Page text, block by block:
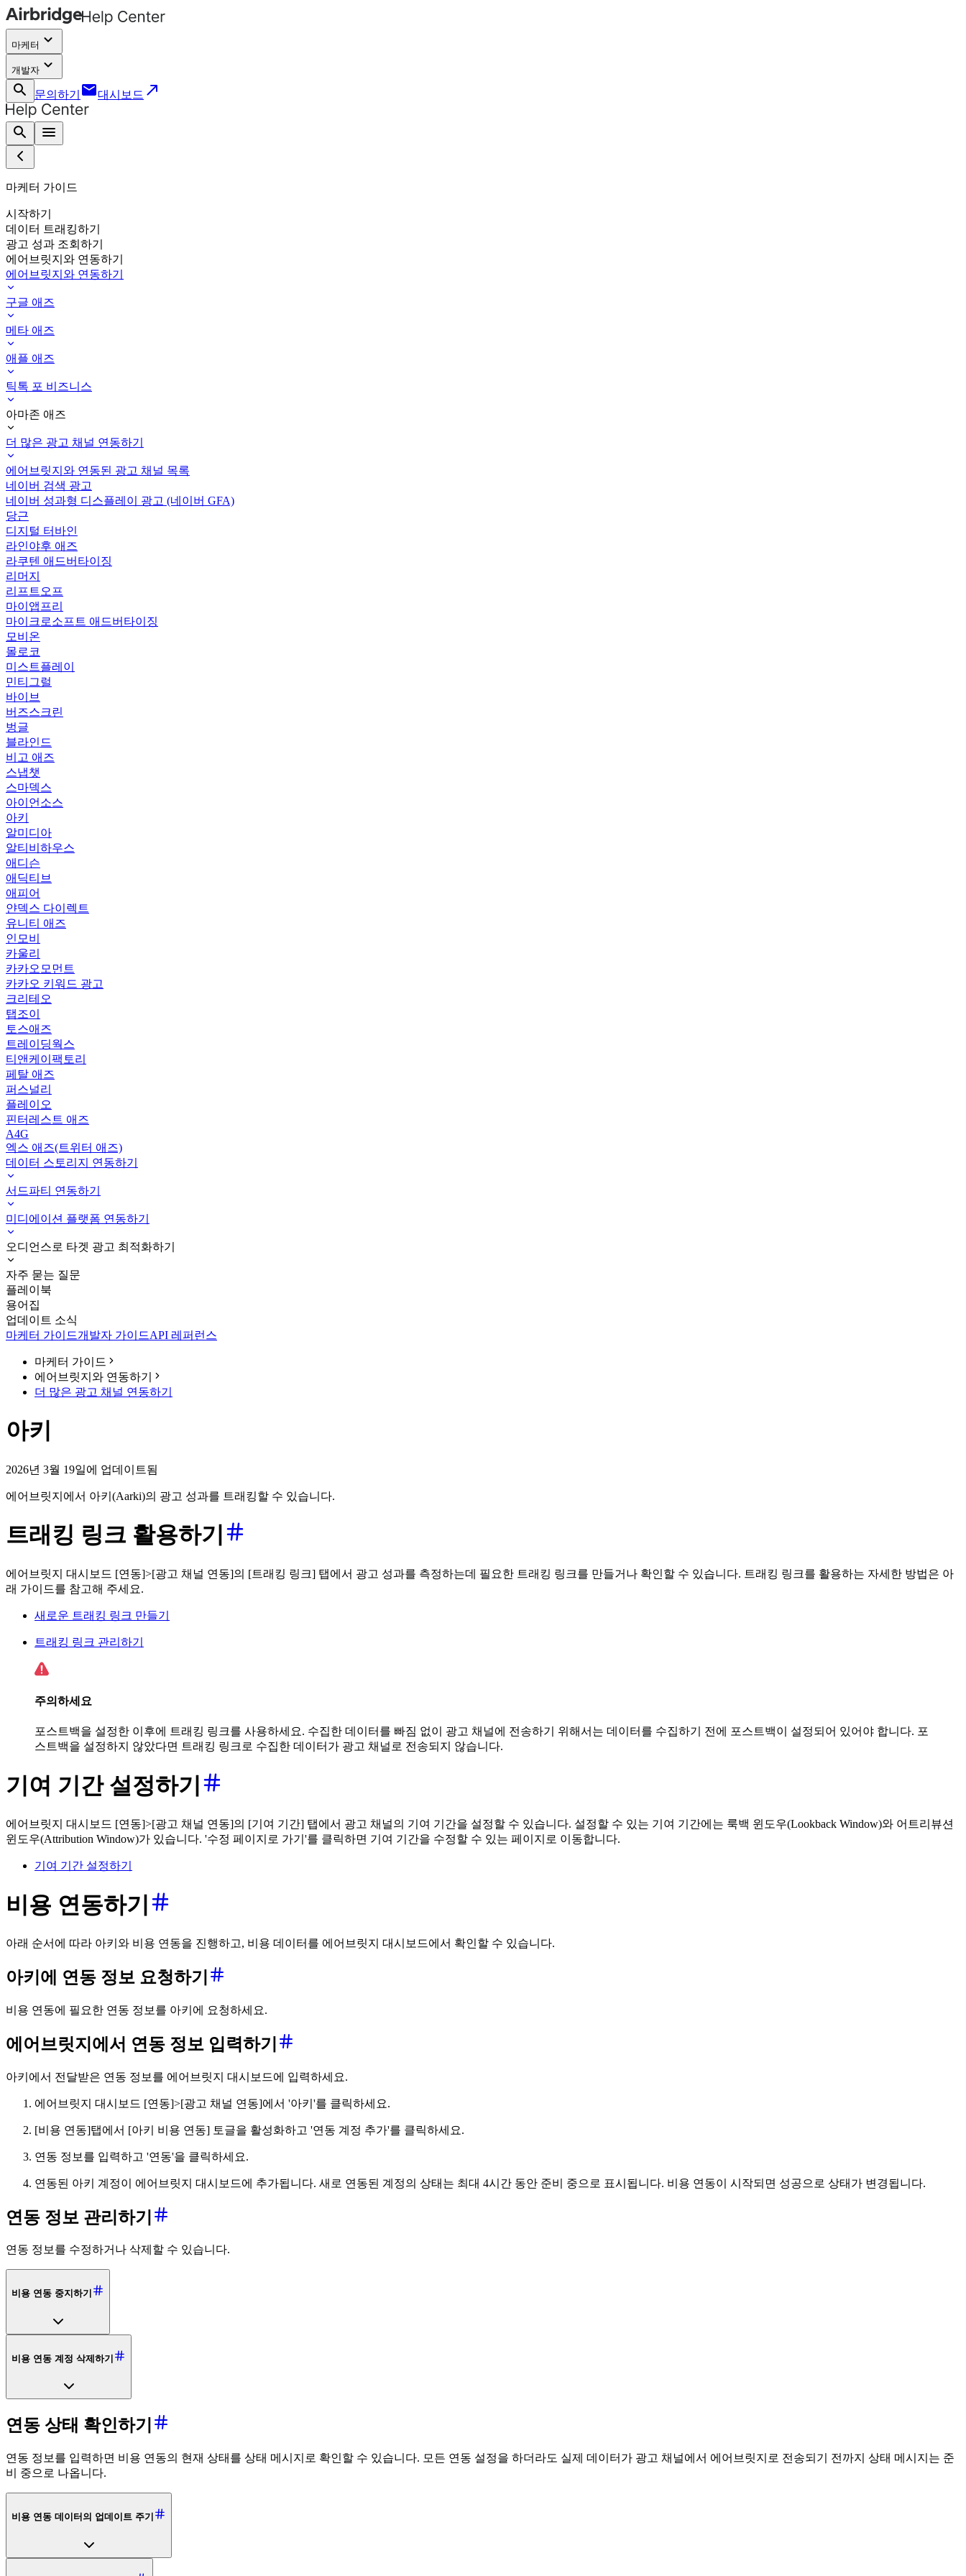
마케터 keyboard_arrow_down
개발자 keyboard_arrow_down
search
문의하기 email대시보드 call_made
search menu
마케터 가이드
시작하기
데이터 트래킹하기
광고 성과 조회하기
에어브릿지와 연동하기
에어브릿지와 연동하기
구글 애즈
메타 애즈
애플 애즈
틱톡 포 비즈니스
아마존 애즈
더 많은 광고 채널 연동하기
에어브릿지와 연동된 광고 채널 목록
네이버 검색 광고
네이버 성과형 디스플레이 광고 (네이버 GFA)
당근
디지털 터바인
라인야후 애즈
라쿠텐 애드버타이징
리머지
리프트오프
마이앱프리
마이크로소프트 애드버타이징
모비온
몰로코
미스트플레이
민티그럴
바이브
버즈스크린
벙글
블라인드
비고 애즈
스냅챗
스마덱스
아이언소스
아키
알미디아
알티비하우스
애디슨
애딕티브
애피어
얀덱스 다이렉트
유니티 애즈
인모비
카울리
카카오모먼트
카카오 키워드 광고
크리테오
탭조이
토스애즈
트레이딩웍스
티앤케이팩토리
페탈 애즈
퍼스널리
플레이오
핀터레스트 애즈
A4G
엑스 애즈(트위터 애즈)
데이터 스토리지 연동하기
서드파티 연동하기
미디에이션 플랫폼 연동하기
오디언스로 타겟 광고 최적화하기
자주 묻는 질문
플레이북
용어집
업데이트 소식
마케터 가이드개발자 가이드API 레퍼런스
마케터 가이드
에어브릿지와 연동하기
더 많은 광고 채널 연동하기
아키
2026년 3월 19일에 업데이트됨
에어브릿지에서 아키(Aarki)의 광고 성과를 트래킹할 수 있습니다.
트래킹 링크 활용하기
에어브릿지 대시보드 [연동]>[광고 채널 연동]의 [트래킹 링크] 탭에서 광고 성과를 측정하는데 필요한 트래킹 링크를 만들거나 확인할 수 있습니다. 트래킹 링크를 활용하는 자세한 방법은 아
래 가이드를 참고해 주세요.
새로운 트래킹 링크 만들기
트래킹 링크 관리하기
주의하세요
포스트백을 설정한 이후에 트래킹 링크를 사용하세요. 수집한 데이터를 빠짐 없이 광고 채널에 전송하기 위해서는 데이터를 수집하기 전에 포스트백이 설정되어 있어야 합니다. 포
스트백을 설정하지 않았다면 트래킹 링크로 수집한 데이터가 광고 채널로 전송되지 않습니다.
기여 기간 설정하기
에어브릿지 대시보드 [연동]>[광고 채널 연동]의 [기여 기간] 탭에서 광고 채널의 기여 기간을 설정할 수 있습니다. 설정할 수 있는 기여 기간에는 룩백 윈도우(Lookback Window)와 어트리뷰션
윈도우(Attribution Window)가 있습니다. '수정 페이지로 가기'를 클릭하면 기여 기간을 수정할 수 있는 페이지로 이동합니다.
기여 기간 설정하기
비용 연동하기
아래 순서에 따라 아키와 비용 연동을 진행하고, 비용 데이터를 에어브릿지 대시보드에서 확인할 수 있습니다.
아키에 연동 정보 요청하기
비용 연동에 필요한 연동 정보를 아키에 요청하세요.
에어브릿지에서 연동 정보 입력하기
아키에서 전달받은 연동 정보를 에어브릿지 대시보드에 입력하세요.
에어브릿지 대시보드 [연동]>[광고 채널 연동]에서 '아키'를 클릭하세요.
[비용 연동]탭에서 [아키 비용 연동] 토글을 활성화하고 '연동 계정 추가'를 클릭하세요.
연동 정보를 입력하고 '연동'을 클릭하세요.
연동된 아키 계정이 에어브릿지 대시보드에 추가됩니다. 새로 연동된 계정의 상태는 최대 4시간 동안 준비 중으로 표시됩니다. 비용 연동이 시작되면 성공으로 상태가 변경됩니다.
연동 정보 관리하기
연동 정보를 수정하거나 삭제할 수 있습니다.
비용 연동 중지하기
비용 연동 계정 삭제하기
연동 상태 확인하기
연동 정보를 입력하면 비용 연동의 현재 상태를 상태 메시지로 확인할 수 있습니다. 모든 연동 설정을 하더라도 실제 데이터가 광고 채널에서 에어브릿지로 전송되기 전까지 상태 메시지는 준
비 중으로 나옵니다.
비용 연동 데이터의 업데이트 주기